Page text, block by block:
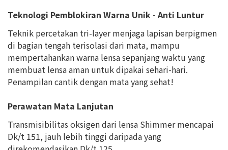
Teknologi Pemblokiran Warna Unik - Anti Luntur
Teknik percetakan tri-layer menjaga lapisan berpigmen
di bagian tengah terisolasi dari mata, mampu
mempertahankan warna lensa sepanjang waktu yang
membuat lensa aman untuk dipakai sehari-hari.
Penampilan cantik dengan mata yang sehat!
Perawatan Mata Lanjutan
Transmisibilitas oksigen dari lensa Shimmer mencapai
Dk/t 151, jauh lebih tinggi daripada yang